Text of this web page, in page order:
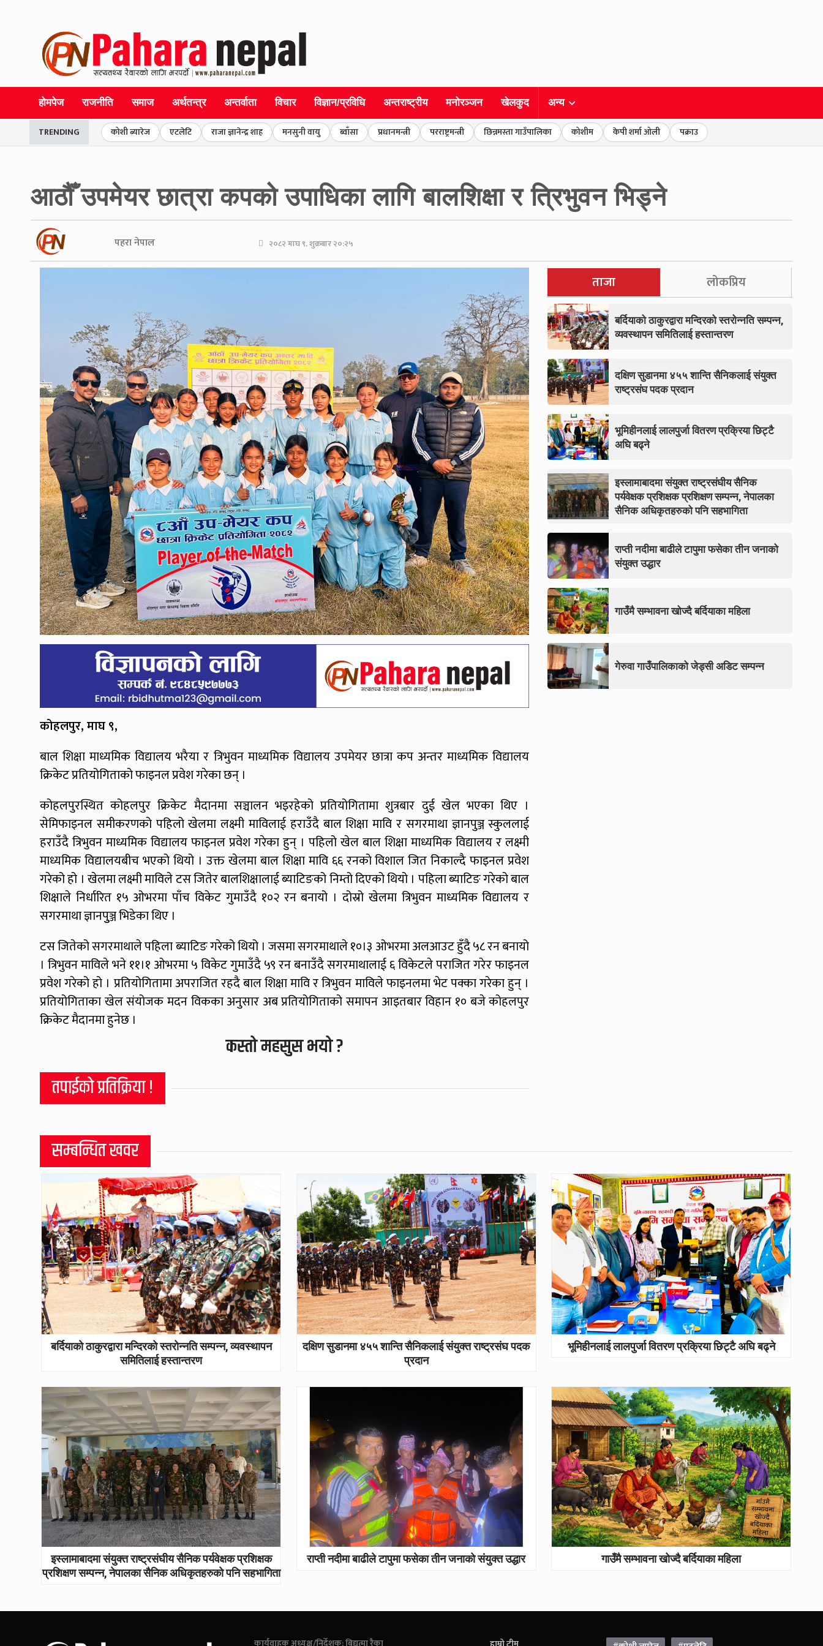
होमपेज राजनीति समाज अर्थतन्त्र अन्तर्वाता विचार विज्ञान/प्रविधि अन्तराष्ट्रीय मनोरञ्जन खेलकुद अन्य
TRENDING कोशी ब्यारेज एटलेटि राजा ज्ञानेन्द्र शाह मनसुनी वायु ब्वाँसा प्रधानमन्त्री परराष्ट्रमन्त्री छिन्नमस्ता गाउँपालिका कोशीम केपी शर्मा ओली पक्राउ
आठौँ उपमेयर छात्रा कपको उपाधिका लागि बालशिक्षा र त्रिभुवन भिड्ने
पहरा नेपाल २०८२ माघ ९, शुक्रबार २०:२५
कोहलपुर, माघ ९,
बाल शिक्षा माध्यमिक विद्यालय भरैया र त्रिभुवन माध्यमिक विद्यालय उपमेयर छात्रा कप अन्तर माध्यमिक विद्यालय
क्रिकेट प्रतियोगिताको फाइनल प्रवेश गरेका छन् ।
कोहलपुरस्थित कोहलपुर क्रिकेट मैदानमा सञ्चालन भइरहेको प्रतियोगितामा शुत्रबार दुई खेल भएका थिए ।
सेमिफाइनल समीकरणको पहिलो खेलमा लक्ष्मी माविलाई हराउँदै बाल शिक्षा मावि र सगरमाथा ज्ञानपुञ्ज स्कुललाई
हराउँदै त्रिभुवन माध्यमिक विद्यालय फाइनल प्रवेश गरेका हुन् । पहिलो खेल बाल शिक्षा माध्यमिक विद्यालय र लक्ष्मी
माध्यमिक विद्यालयबीच भएको थियो । उक्त खेलमा बाल शिक्षा मावि ६६ रनको विशाल जित निकाल्दै फाइनल प्रवेश
गरेको हो । खेलमा लक्ष्मी माविले टस जितेर बालशिक्षालाई ब्याटिङको निम्तो दिएको थियो । पहिला ब्याटिङ गरेको बाल
शिक्षाले निर्धारित १५ ओभरमा पाँच विकेट गुमाउँदै १०२ रन बनायो । दोस्रो खेलमा त्रिभुवन माध्यमिक विद्यालय र
सगरमाथा ज्ञानपुुञ्ज भिडेका थिए ।
टस जितेको सगरमाथाले पहिला ब्याटिङ गरेको थियो । जसमा सगरमाथाले १०।३ ओभरमा अलआउट हुँदै ५८ रन बनायो
। त्रिभुवन माविले भने ११।१ ओभरमा ५ विकेट गुमाउँदै ५९ रन बनाउँदै सगरमाथालाई ६ विकेटले पराजित गरेर फाइनल
प्रवेश गरेको हो । प्रतियोगितामा अपराजित रहदै बाल शिक्षा मावि र त्रिभुवन माविले फाइनलमा भेट पक्का गरेका हुन् ।
प्रतियोगिताका खेल संयोजक मदन विकका अनुसार अब प्रतियोगिताको समापन आइतबार विहान १० बजे कोहलपुर
क्रिकेट मैदानमा हुनेछ ।
कस्तो महसुस भयो ?
तपाईको प्रतिक्रिया !
ताजा लोकप्रिय
बर्दियाको ठाकुरद्वारा मन्दिरको स्तरोन्नति सम्पन्न,
व्यवस्थापन समितिलाई हस्तान्तरण
दक्षिण सुडानमा ४५५ शान्ति सैनिकलाई संयुक्त
राष्ट्रसंघ पदक प्रदान
भूमिहीनलाई लालपुर्जा वितरण प्रक्रिया छिट्टै
अघि बढ्ने
इस्लामाबादमा संयुक्त राष्ट्रसंघीय सैनिक
पर्यवेक्षक प्रशिक्षक प्रशिक्षण सम्पन्न, नेपालका
सैनिक अधिकृतहरुको पनि सहभागिता
राप्ती नदीमा बाढीले टापुमा फसेका तीन जनाको
संयुक्त उद्धार
गाउँमै सम्भावना खोज्दै बर्दियाका महिला
गेरुवा गाउँपालिकाको जेड्सी अडिट सम्पन्न
सम्बन्धित खवर
बर्दियाको ठाकुरद्वारा मन्दिरको स्तरोन्नति सम्पन्न, व्यवस्थापन
समितिलाई हस्तान्तरण
दक्षिण सुडानमा ४५५ शान्ति सैनिकलाई संयुक्त राष्ट्रसंघ पदक
प्रदान
भूमिहीनलाई लालपुर्जा वितरण प्रक्रिया छिट्टै अघि बढ्ने
इस्लामाबादमा संयुक्त राष्ट्रसंघीय सैनिक पर्यवेक्षक प्रशिक्षक
प्रशिक्षण सम्पन्न, नेपालका सैनिक अधिकृतहरुको पनि सहभागिता
राप्ती नदीमा बाढीले टापुमा फसेका तीन जनाको संयुक्त उद्धार गाउँमै सम्भावना खोज्दै बर्दियाका महिला